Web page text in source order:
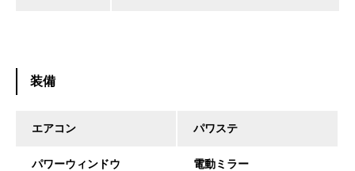
装備
エアコン パワステ
パワーウィンドウ 電動ミラー